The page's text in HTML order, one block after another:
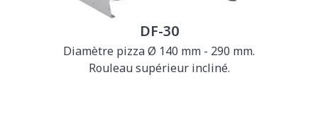
DF-30
Diamètre pizza Ø 140 mm - 290 mm.
Rouleau supérieur incliné.